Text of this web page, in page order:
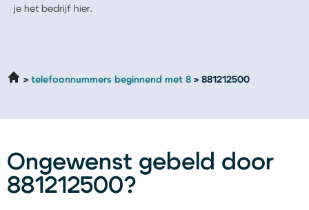
je het bedrijf hier.
telefoonnummers beginnend met 8 881212500
Ongewenst gebeld door
881212500?